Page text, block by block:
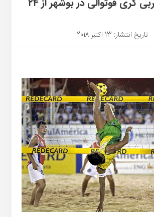
تاریخ انتشار: 13 اکتبر 2018